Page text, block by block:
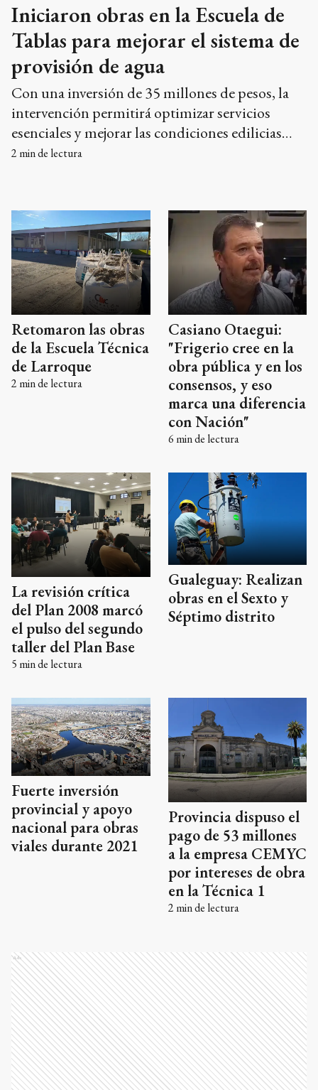
Iniciaron obras en la Escuela de
Tablas para mejorar el sistema de
provisión de agua
Con una inversión de 35 millones de pesos, la
intervención permitirá optimizar servicios
esenciales y mejorar las condiciones edilicias
para más de 500 estudiantes que asisten al
infraestructura educativa que lleva adelante el
gobierno de Entre Ríos, comenzaron trabajos en
la Escuela Primaria Nº 6 “Victoriano Montes”
de la ciudad de Gualeguay, con el objetivo de
resolver problemáticas edilicias vinculadas a los
servicios básicos y garantizar condiciones más
seguras y adecuadas para la comunidad
educativa.
2 min de lectura
Retomaron las obras
de la Escuela Técnica
de Larroque
2 min de lectura
Casiano Otaegui:
"Frigerio cree en la
obra pública y en los
consensos, y eso
marca una diferencia
con Nación"
6 min de lectura
La revisión crítica
del Plan 2008 marcó
el pulso del segundo
taller del Plan Base
5 min de lectura
Gualeguay: Realizan
obras en el Sexto y
Séptimo distrito
Fuerte inversión
provincial y apoyo
nacional para obras
viales durante 2021
Provincia dispuso el
pago de 53 millones
a la empresa CEMYC
por intereses de obra
en la Técnica 1
2 min de lectura
Ads